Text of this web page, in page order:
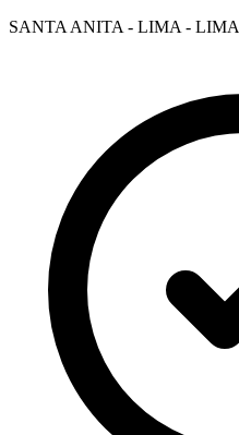
SANTA ANITA - LIMA - LIMA